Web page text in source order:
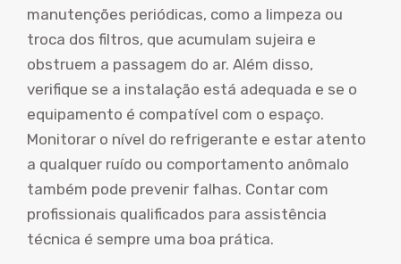
manutenções periódicas, como a limpeza ou
troca dos filtros, que acumulam sujeira e
obstruem a passagem do ar. Além disso,
verifique se a instalação está adequada e se o
equipamento é compatível com o espaço.
Monitorar o nível do refrigerante e estar atento
a qualquer ruído ou comportamento anômalo
também pode prevenir falhas. Contar com
profissionais qualificados para assistência
técnica é sempre uma boa prática.